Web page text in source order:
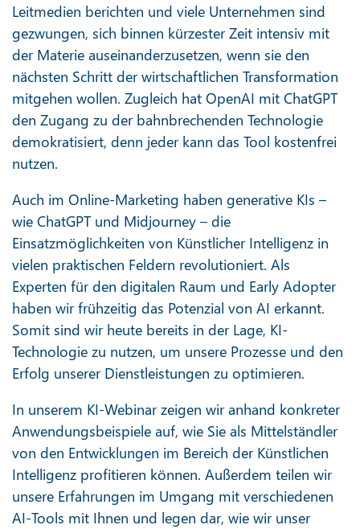
Leitmedien berichten und viele Unternehmen sind
gezwungen, sich binnen kürzester Zeit intensiv mit
der Materie auseinanderzusetzen, wenn sie den
nächsten Schritt der wirtschaftlichen Transformation
mitgehen wollen. Zugleich hat OpenAI mit ChatGPT
den Zugang zu der bahnbrechenden Technologie
demokratisiert, denn jeder kann das Tool kostenfrei
nutzen.
Auch im Online-Marketing haben generative KIs –
wie ChatGPT und Midjourney – die
Einsatzmöglichkeiten von Künstlicher Intelligenz in
vielen praktischen Feldern revolutioniert. Als
Experten für den digitalen Raum und Early Adopter
haben wir frühzeitig das Potenzial von AI erkannt.
Somit sind wir heute bereits in der Lage, KI-
Technologie zu nutzen, um unsere Prozesse und den
Erfolg unserer Dienstleistungen zu optimieren.
In unserem KI-Webinar zeigen wir anhand konkreter
Anwendungsbeispiele auf, wie Sie als Mittelständler
von den Entwicklungen im Bereich der Künstlichen
Intelligenz profitieren können. Außerdem teilen wir
unsere Erfahrungen im Umgang mit verschiedenen
AI-Tools mit Ihnen und legen dar, wie wir unser